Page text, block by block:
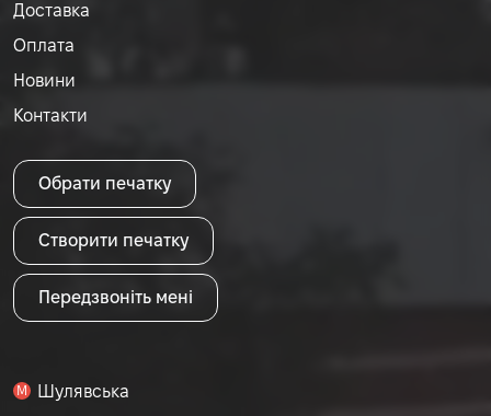
Доставка
Оплата
Новини
Контакти
Обрати печатку
Створити печатку
Передзвоніть мені
M
Шулявська